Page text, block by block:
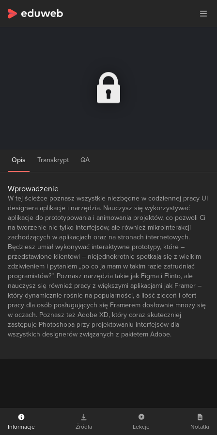
Opis Transkrypt QA
Wprowadzenie
W tej ścieżce poznasz wszystkie niezbędne w codziennej pracy UI
designera aplikacje i narzędzia. Nauczysz się wykorzystywać
aplikacje do prototypowania i animowania projektów, co pozwoli Ci
na tworzenie nie tylko interfejsów, ale również mikrointerakcji
zachodzących w aplikacjach oraz na stronach internetowych.
Będziesz umiał wykonywać interaktywne prototypy, które –
przedstawione klientowi – niejednokrotnie spotkają się z wielkim
zdziwieniem i pytaniem „po co ja mam w takim razie zatrudniać
programistów?”. Poznasz narzędzia takie jak Figma i Flinto, ale
nauczysz się również pracy z większymi aplikacjami jak Framer –
który dynamicznie rośnie na popularności, a ilość zleceń i ofert
pracy dla osób posługujących się Framerem dosłownie mnoży się
w oczach. Poznasz też Adobe XD, który coraz skuteczniej
zastępuje Photoshopa przy projektowaniu interfejsów dla
wszystkich designerów związanych z pakietem Adobe.
Informacje Źródła Lekcje Notatki